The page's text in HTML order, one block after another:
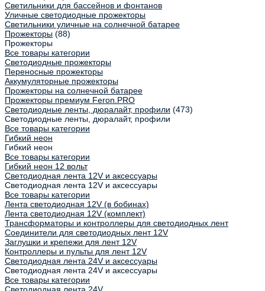
Светильники для бассейнов и фонтанов
Уличные светодиодные прожекторы
Светильники уличные на солнечной батарее
Прожекторы (88)
Прожекторы
Все товары категории
Светодиодные прожекторы
Переносные прожекторы
Аккумуляторные прожекторы
Прожекторы на солнечной батарее
Прожекторы премиум Feron.PRO
Светодиодные ленты, дюралайт, профили (473)
Светодиодные ленты, дюралайт, профили
Все товары категории
Гибкий неон
Гибкий неон
Все товары категории
Гибкий неон 12 вольт
Светодиодная лента 12V и аксессуары
Светодиодная лента 12V и аксессуары
Все товары категории
Лента светодиодная 12V (в бобинах)
Лента светодиодная 12V (комплект)
Трансформаторы и контроллеры для светодиодных лент
Соединители для светодиодных лент 12V
Заглушки и крепежи для лент 12V
Контроллеры и пульты для лент 12V
Светодиодная лента 24V и аксессуары
Светодиодная лента 24V и аксессуары
Все товары категории